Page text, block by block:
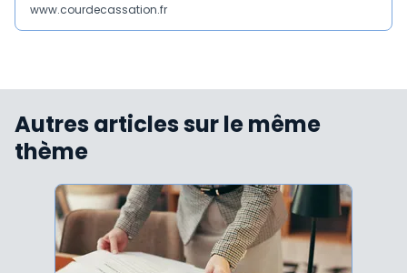
www.courdecassation.fr
Autres articles sur le même
thème